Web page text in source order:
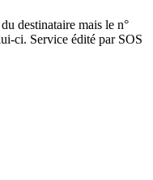
destinataire mais le n°
ci. Service édité par SOS